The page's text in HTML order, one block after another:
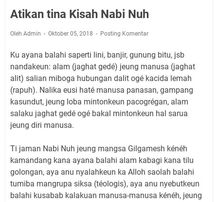
Atikan tina Kisah Nabi Nuh
Oleh Admin Oktober 05, 2018 Posting Komentar
Ku ayana balahi saperti lini, banjir, gunung bitu, jsb
nandakeun: alam (jaghat gedé) jeung manusa (jaghat
alit) salian miboga hubungan dalit ogé kacida lemah
(rapuh). Nalika eusi haté manusa panasan, gampang
kasundut, jeung loba mintonkeun pacogrégan, alam
salaku jaghat gedé ogé bakal mintonkeun hal sarua
jeung diri manusa.
Ti jaman Nabi Nuh jeung mangsa Gilgamesh kénéh
kamandang kana ayana balahi alam kabagi kana tilu
golongan, aya anu nyalahkeun ka Alloh saolah balahi
tumiba mangrupa siksa (téologis), aya anu nyebutkeun
balahi kusabab kalakuan manusa-manusa kénéh, jeung